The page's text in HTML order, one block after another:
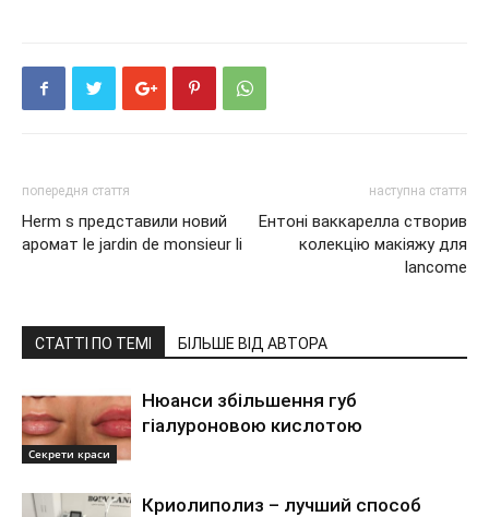
попередня стаття
Herm s представили новий
аромат le jardin de monsieur li
наступна стаття
Ентоні ваккарелла створив
колекцію макіяжу для
lancome
СТАТТІ ПО ТЕМІ БІЛЬШЕ ВІД АВТОРА
Секрети краси
Нюанси збільшення губ
гіалуроновою кислотою
Криолиполиз – лучший способ